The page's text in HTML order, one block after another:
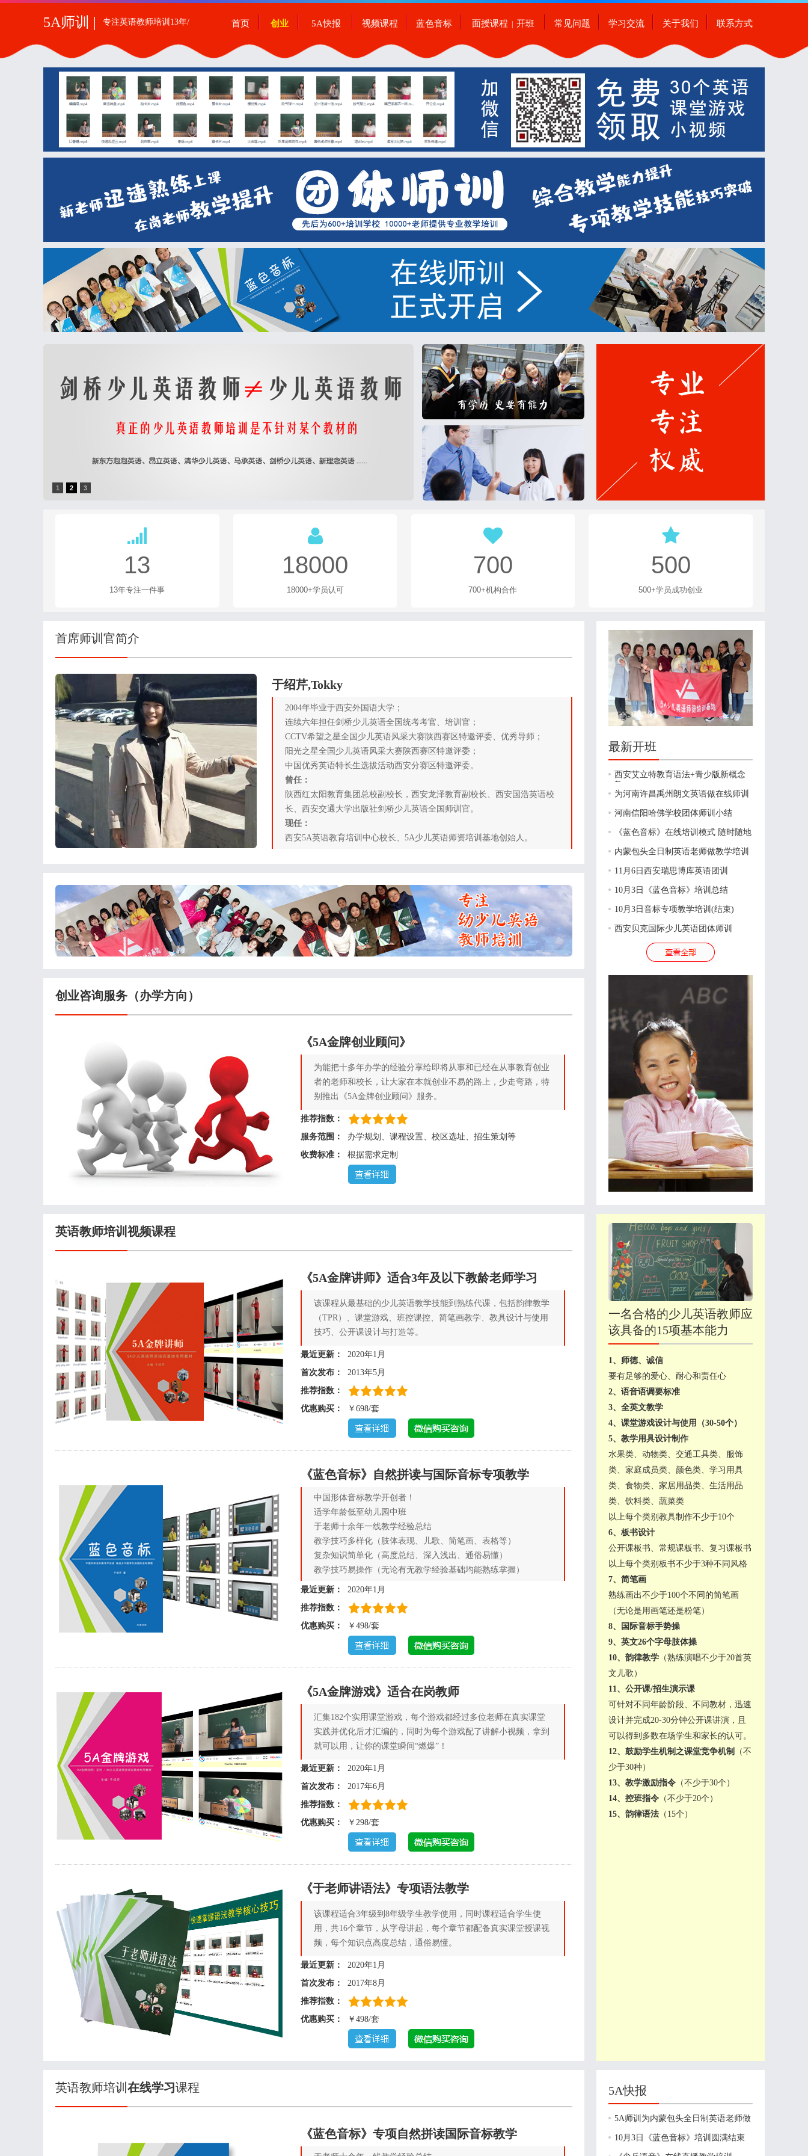
5A师训 | 专注英语教师培训13年/ 首页 创业 5A快报 视频课程 蓝色音标 面授课程 开班 常见问题 学习交流 关于我们 联系方式
1 2 3
首席师训官简介
于绍芹,Tokky
2004年毕业于西安外国语大学；
连续六年担任剑桥少儿英语全国统考考官、培训官；
CCTV希望之星全国少儿英语风采大赛陕西赛区特邀评委、优秀导师；
阳光之星全国少儿英语风采大赛陕西赛区特邀评委；
中国优秀英语特长生选拔活动西安分赛区特邀评委。
曾任：
陕西红太阳教育集团总校副校长，西安龙泽教育副校长、西安国浩英语校
长、西安交通大学出版社剑桥少儿英语全国师训官。
现任：
西安5A英语教育培训中心校长、5A少儿英语师资培训基地创始人。
创业咨询服务（办学方向）
《5A金牌创业顾问》
为能把十多年办学的经验分享给即将从事和已经在从事教育创业
者的老师和校长，让大家在本就创业不易的路上，少走弯路，特
别推出《5A金牌创业顾问》服务。
推荐指数：
服务范围：
办学规划、课程设置、校区选址、招生策划等
收费标准：
根据需求定制
最新开班
西安艾立特教育语法+青少版新概念
教
为河南许昌禹州朗文英语做在线师训
河南信阳哈佛学校团体师训小结
《蓝色音标》在线培训模式 随时随地
内蒙包头全日制英语老师做教学培训
11月6日西安瑞思博库英语团训
10月3日《蓝色音标》培训总结
10月3日音标专项教学培训(结束)
西安贝克国际少儿英语团体师训
英语教师培训 视频课程
《5A金牌讲师》适合3年及以下教龄老师学习
该课程从最基础的少儿英语教学技能到熟练代课，包括韵律教学
（TPR）、课堂游戏、班控课控、简笔画教学、教具设计与使用
技巧、公开课设计与打造等。
最近更新：
2020年1月
首次发布：
2013年5月
推荐指数：
优惠购买：
￥698/套
《蓝色音标》自然拼读与国际音标专项教学
中国形体音标教学开创者！
适学年龄低至幼儿园中班
于老师十余年一线教学经验总结
教学技巧多样化（肢体表现、儿歌、简笔画、表格等）
复杂知识简单化（高度总结、深入浅出、通俗易懂）
教学技巧易操作（无论有无教学经验基础均能熟练掌握）
最近更新：
2020年1月
推荐指数：
优惠购买：
￥498/套
《5A金牌游戏》适合在岗教师
汇集182个实用课堂游戏，每个游戏都经过多位老师在真实课堂
实践并优化后才汇编的，同时为每个游戏配了讲解小视频，拿到
就可以用，让你的课堂瞬间“燃爆”！
最近更新：
2020年1月
首次发布：
2017年6月
推荐指数：
优惠购买：
￥298/套
《于老师讲语法》专项语法教学
该课程适合3年级到8年级学生教学使用，同时课程适合学生使
用，共16个章节，从字母讲起，每个章节都配备真实课堂授课视
频，每个知识点高度总结，通俗易懂。
最近更新：
2020年1月
首次发布：
2017年8月
推荐指数：
优惠购买：
￥498/套
一名合格的少儿英语教师应
该具备的15项基本能力
1、师德、诚信
要有足够的爱心、耐心和责任心
2、语音语调要标准
3、全英文教学
4、课堂游戏设计与使用（30-50个）
5、教学用具设计制作
水果类、动物类、交通工具类、服饰
类、家庭成员类、颜色类、学习用具
类、食物类、家居用品类、生活用品
类、饮料类、蔬菜类
以上每个类别教具制作不少于10个
6、板书设计
公开课板书、常规课板书、复习课板书
以上每个类别板书不少于3种不同风格
7、简笔画
熟练画出不少于100个不同的简笔画
（无论是用画笔还是粉笔）
8、国际音标手势操
9、英文26个字母肢体操
10、韵律教学 （熟练演唱不少于20首英
文儿歌）
11、公开课/招生演示课
可针对不同年龄阶段、不同教材，迅速
设计并完成20-30分钟公开课讲演，且
可以得到多数在场学生和家长的认可。
12、鼓励学生机制之课堂竞争机制
（不
少于30种）
13、教学激励指令 （不少于30个）
14、控班指令 （不少于20个）
15、韵律语法 （15个）
英语教师培训 在线学习课程
《蓝色音标》专项自然拼读国际音标教学
5A快报
5A师训为内蒙包头全日制英语老师做
10月3日《蓝色音标》培训圆满结束